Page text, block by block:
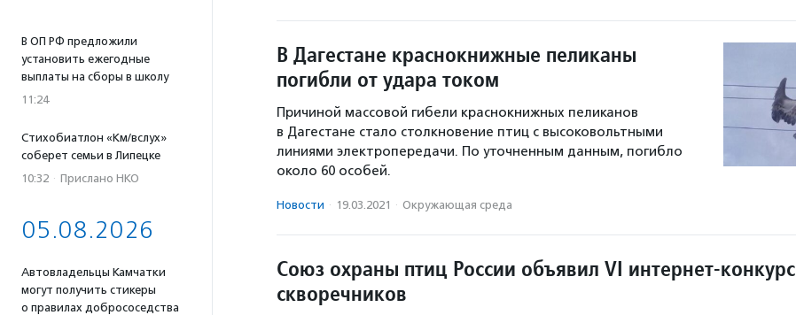
В ОП РФ предложили
установить ежегодные
выплаты на сборы в школу
11:24
Стихобиатлон «Км/вслух»
соберет семьи в Липецке
10:32 · Прислано НКО
05.08.2026
Автовладельцы Камчатки
могут получить стикеры
о правилах добрососедства
В Дагестане краснокнижные пеликаны
погибли от удара током
Причиной массовой гибели краснокнижных пеликанов
в Дагестане стало столкновение птиц с высоковольтными​
линиями электропередачи. По уточненным данным, погибло
около 60 особей.
Новости · 19.03.2021 · Окружающая среда
Союз охраны птиц России объявил VI интернет-конкурс
скворечников